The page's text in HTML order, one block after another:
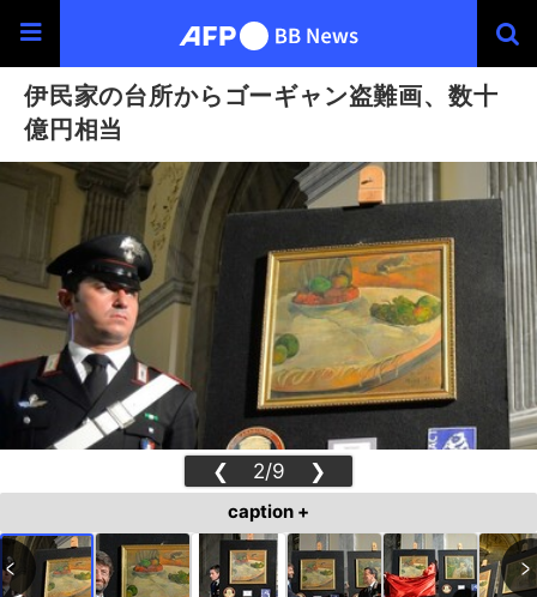
伊民家の台所からゴーギャン盗難画、数十
億円相当
❮ 2/9 ❯
caption +